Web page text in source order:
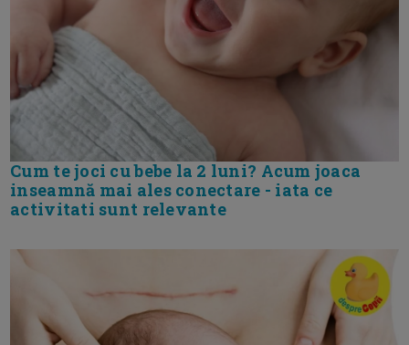
Cum te joci cu bebe la 2 luni? Acum joaca
inseamnă mai ales conectare - iata ce
activitati sunt relevante